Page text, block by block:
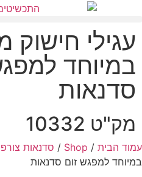
עגילי חישוק
במיוחד
סדנאות
מק"ט 10332
עמוד הבית /
Shop
/ סדנאות
במיוחד למפגש זום סדנאות